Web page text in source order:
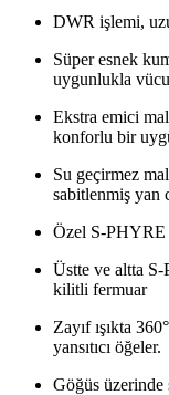
DWR işlemi,
Süper esnek
uygunlukla
Ekstra emici
konforlu bir
Su geçirmez
sabitlenmiş yan
Özel S-PHYRE
Üstte ve altta
kilitli fermuar
Zayıf ışıkta
yansıtıcı öğeler.
Göğüs üzerinde